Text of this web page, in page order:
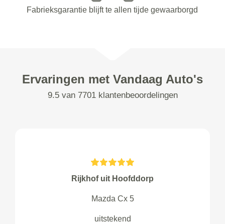
Fabrieksgarantie blijft te allen tijde gewaarborgd
Ervaringen met Vandaag Auto's
9.5 van 7701 klantenbeoordelingen
Rijkhof uit Hoofddorp
Mazda Cx 5
uitstekend